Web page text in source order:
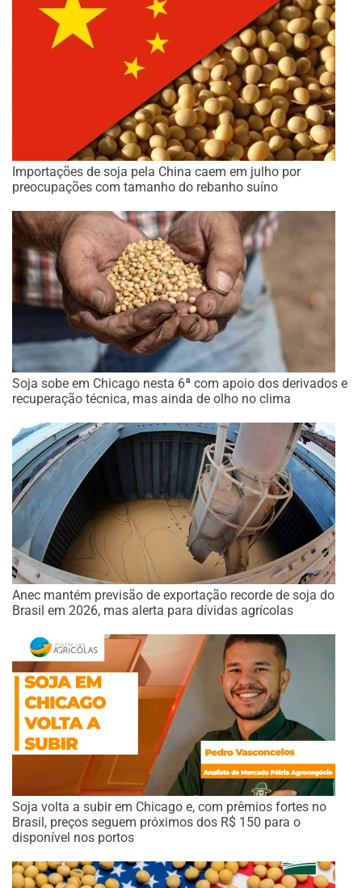
Importações de soja pela China caem em julho por
preocupações com tamanho do rebanho suíno
Soja sobe em Chicago nesta 6ª com apoio dos derivados e
recuperação técnica, mas ainda de olho no clima
Anec mantém previsão de exportação recorde de soja do
Brasil em 2026, mas alerta para dívidas agrícolas
Soja volta a subir em Chicago e, com prêmios fortes no
Brasil, preços seguem próximos dos R$ 150 para o
disponível nos portos